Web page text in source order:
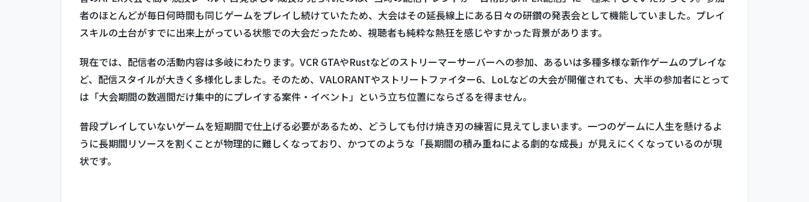
め
者のほとんどが毎日何時間も同じゲームをプレイし続けていたため、大会はその延長線上にある日々の研鑽の発表会として機能していました。プレイ
スキルの土台がすでに出来上がっている状態での大会だったため、視聴者も純粋な熱狂を感じやすかった背景があります。
現在では、配信者の活動内容は多岐にわたります。VCR GTAやRustなどのストリーマーサーバーへの参加、あるいは多種多様な新作ゲームのプレイな
ど、配信スタイルが大きく多様化しました。そのため、VALORANTやストリートファイター6、LoLなどの大会が開催されても、大半の参加者にとって
は「大会期間の数週間だけ集中的にプレイする案件・イベント」という立ち位置にならざるを得ません。
普段プレイしていないゲームを短期間で仕上げる必要があるため、どうしても付け焼き刃の練習に見えてしまいます。一つのゲームに人生を懸けるよ
うに長期間リソースを割くことが物理的に難しくなっており、かつてのような「長期間の積み重ねによる劇的な成長」が見えにくくなっているのが現
状です。